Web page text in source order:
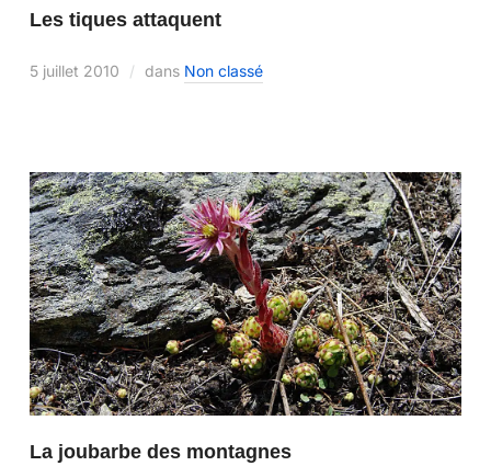
Les tiques attaquent
5 juillet 2010 dans Non classé
La joubarbe des montagnes